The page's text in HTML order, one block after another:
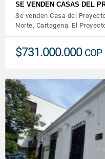
SE VENDEN CASAS DEL
Se venden Casa del
Norte, Cartagena. El
$731.000.000 COP